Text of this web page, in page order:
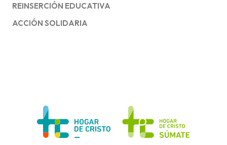
REINSERCIÓN EDUCATIVA
ACCIÓN SOLIDARIA